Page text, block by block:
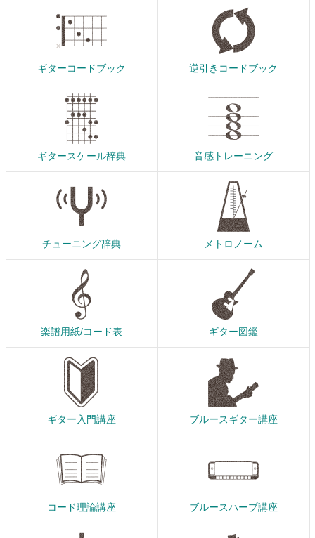
ギターコードブック 逆引きコードブック
ギタースケール辞典 音感トレーニング
チューニング辞典 メトロノーム
楽譜用紙/コード表 ギター図鑑
ギター入門講座 ブルースギター講座
コード理論講座 ブルースハープ講座